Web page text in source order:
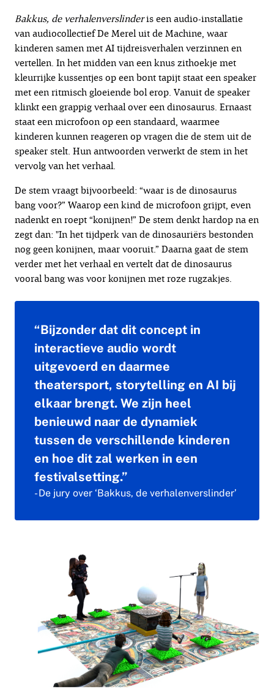
Bakkus, de verhalenverslinderis een audio-installatie
van audiocollectief De Merel uit de Machine, waar
kinderen samen met AI tijdreisverhalen verzinnen en
vertellen. In het midden van een knus zithoekje met
kleurrijke kussentjes op een bont tapijt staat een speaker
met een ritmisch gloeiende bol erop. Vanuit de speaker
klinkt een grappig verhaal over een dinosaurus. Ernaast
staat een microfoon op een standaard, waarmee
kinderen kunnen reageren op vragen die de stem uit de
speaker stelt. Hun antwoorden verwerkt de stem in het
vervolg van het verhaal.
De stem vraagt bijvoorbeeld: “waar is de dinosaurus
bang voor?” Waarop een kind de microfoon grijpt, even
nadenkt en roept “konijnen!” De stem denkt hardop na en
zegt dan: "In het tijdperk van de dinosauriërs bestonden
nog geen konijnen, maar vooruit.” Daarna gaat de stem
verder met het verhaal en vertelt dat de dinosaurus
vooral bang was voor konijnen met roze rugzakjes.
“Bijzonder dat dit concept in
interactieve audio wordt
uitgevoerd en daarmee
theatersport, storytelling en AI bij
elkaar brengt. We zijn heel
benieuwd naar de dynamiek
tussen de verschillende kinderen
en hoe dit zal werken in een
festivalsetting.”
- De jury over ‘Bakkus, de verhalenverslinder’